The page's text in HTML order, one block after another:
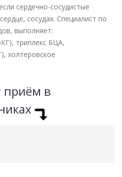
сердечно-сосудистые
сосудах. Специалист по
выполняет:
триплекс БЦА,
холтеровское
приём в